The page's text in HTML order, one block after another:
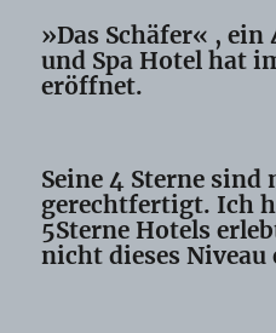
»Das Schäfer« , ein
und Spa Hotel hat
eröffnet.
Seine 4 Sterne sind
gerechtfertigt. Ich
5Sterne Hotels
nicht dieses Niveau